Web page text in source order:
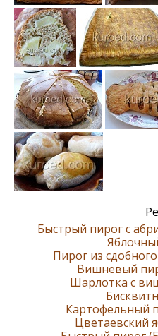
Быстрый пирог с
Пирог из
Вишневый
Шарлотка с
Картофельный
Цветаевский